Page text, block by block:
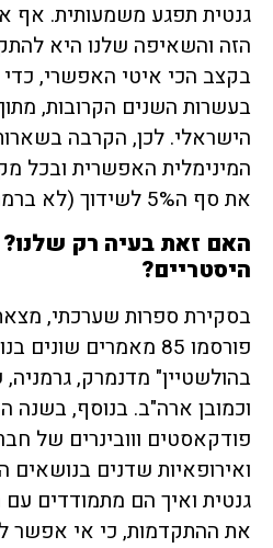
גנטית תפגע משמעותית. אף
הזה והשאיפה שלנו היא
בקצב הכי איטי האפשרי,
בעשרות השנים הקרובות,
הישראלי. לכן, הקרבה
המינימלית האפשרית ובכל
את סף ה5% לשידוך (לא ברמת העדר).
האם זאת בעיה רק שלנו?
היסטריים?
פורסמו 85 מאמרים
בהולשטיין" מדנמרק,
וכמובן ארה"ב. בנוסף, בשנה
פודקאסטים ווובינרים של
ואירופאיות שדנים בנושאים
גנטית ואיך הם מתמודדים
את ההתקדמות, כי אי אפשר